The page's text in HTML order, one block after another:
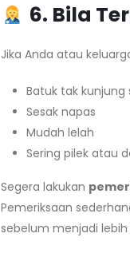
6. Bila
Jika Anda atau
Batuk tak kunjung
Sesak napas
Mudah lelah
Sering pilek atau
Segera lakukan
Pemeriksaan
sebelum menjadi lebih